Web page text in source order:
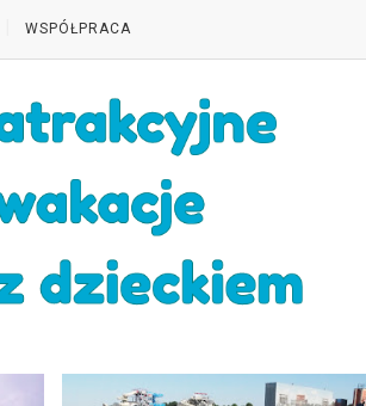
WSPÓŁPRACA